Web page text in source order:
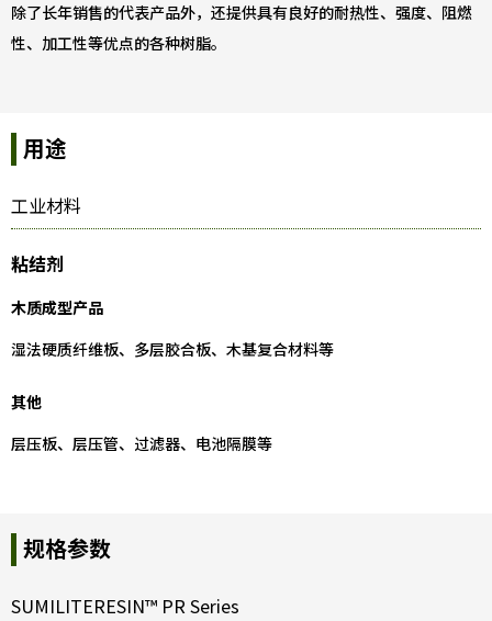
除了长年销售的代表产品外，还提供具有良好的耐热性、强度、阻燃
性、加工性等优点的各种树脂。
用途
工业材料
粘结剂
木质成型产品
湿法硬质纤维板、多层胶合板、木基复合材料等
其他
层压板、层压管、过滤器、电池隔膜等
规格参数
SUMILITERESIN™ PR Series